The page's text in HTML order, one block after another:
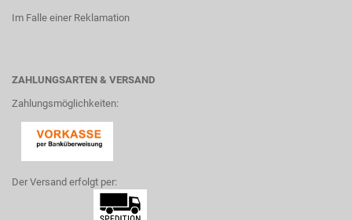
Im Falle einer Reklamation
ZAHLUNGSARTEN & VERSAND
Zahlungsmöglichkeiten:
Der Versand erfolgt per: